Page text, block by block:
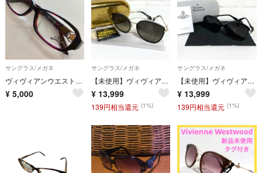
サングラス/メガネ
ヴィヴィアンウエストウッド メガネ
¥ 5,000
サングラス/メガネ
【未使用】ヴィヴィアン ウエストウッド サングラス ブラック×ゴールド オーバル バタフライ メタル ツイスト 6J28LY14
¥ 13,999
139円相当還元 (1%)
サングラス/メガネ
【未使用】ヴィヴィアン ウエストウッド サングラス 黒 ブラック オーバル バタフライ オーブ パール 6J28LY13
¥ 13,999
139円相当還元 (1%)